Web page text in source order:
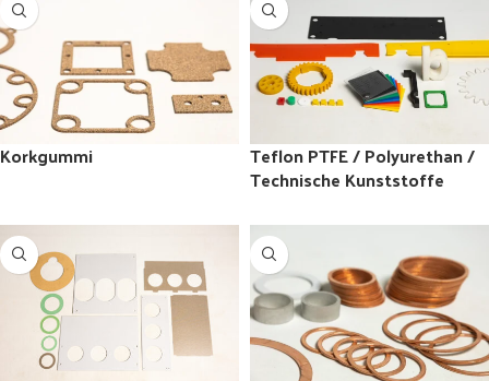
Korkgummi Teflon PTFE / Polyurethan /
Technische Kunststoffe